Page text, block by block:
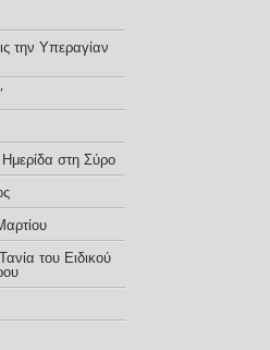
την Υπεραγίαν
στη Σύρο
του Ειδικού